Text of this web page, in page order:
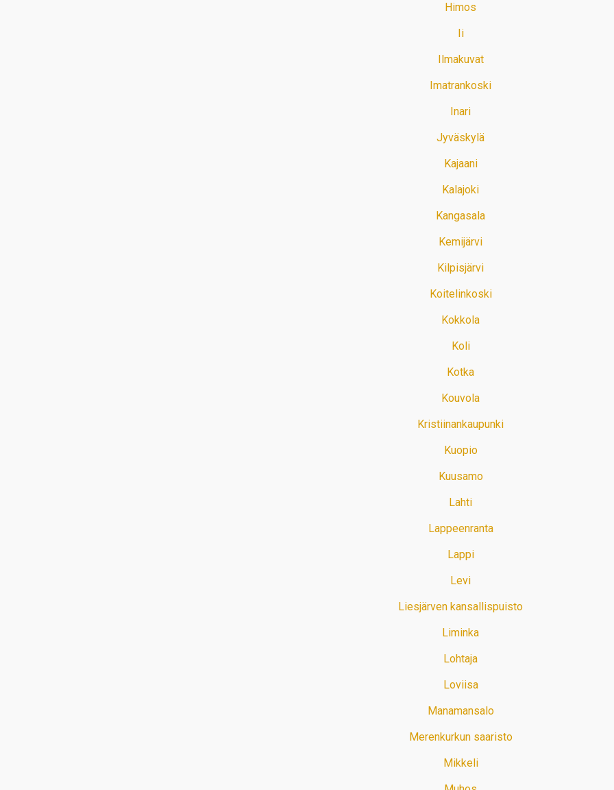
Himos
Ii
Ilmakuvat
Imatrankoski
Inari
Jyväskylä
Kajaani
Kalajoki
Kangasala
Kemijärvi
Kilpisjärvi
Koitelinkoski
Kokkola
Koli
Kotka
Kouvola
Kristiinankaupunki
Kuopio
Kuusamo
Lahti
Lappeenranta
Lappi
Levi
Liesjärven kansallispuisto
Liminka
Lohtaja
Loviisa
Manamansalo
Merenkurkun saaristo
Mikkeli